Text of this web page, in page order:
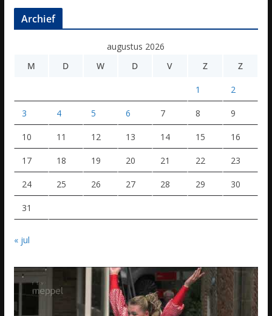
Archief
augustus 2026
M
D W D V Z Z
1 2
3 4 5 6 7 8 9
10 11 12 13 14 15 16
17 18 19 20 21 22 23
24 25 26 27 28 29 30
31
« jul